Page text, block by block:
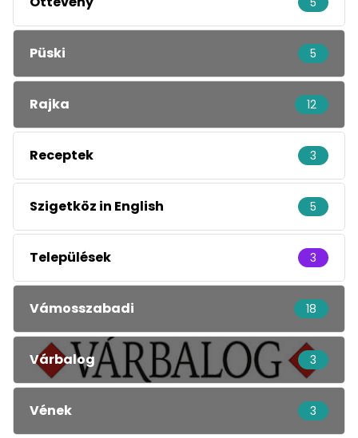
Püski 5
Rajka 12
Receptek 3
Szigetköz in English 5
Települések 3
Vámosszabadi 18
Várbalog 3
Vének 3